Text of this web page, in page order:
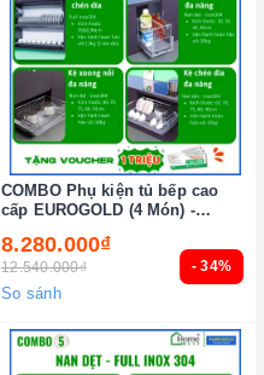
- 34%
COMBO Phụ kiện tủ bếp cao
cấp EUROGOLD (4 Món) -
8.280.000₫
12.540.000₫
So sánh